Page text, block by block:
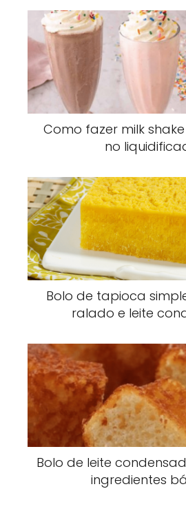
Como fazer milk
no
Bolo de tapioca
ralado e leite
Bolo de leite
ingredientes